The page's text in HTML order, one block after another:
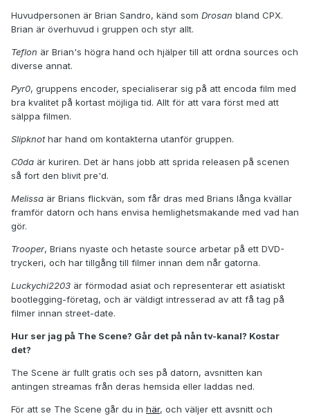
Huvudpersonen är Brian Sandro, känd som Drosan bland CPX.
Brian är överhuvud i gruppen och styr allt.
Teflon är Brian's högra hand och hjälper till att ordna sources och
diverse annat.
Pyr0, gruppens encoder, specialiserar sig på att encoda film med
bra kvalitet på kortast möjliga tid. Allt för att vara först med att
sälppa filmen.
Slipknothar hand om kontakterna utanför gruppen.
C0da är kuriren. Det är hans jobb att sprida releasen på scenen
så fort den blivit pre'd.
Melissa är Brians flickvän, som får dras med Brians långa kvällar
framför datorn och hans envisa hemlighetsmakande med vad han
gör.
Trooper, Brians nyaste och hetaste source arbetar på ett DVD-
tryckeri, och har tillgång till filmer innan dem når gatorna.
Luckychi2203 är förmodad asiat och representerar ett asiatiskt
bootlegging-företag, och är väldigt intresserad av att få tag på
filmer innan street-date.
Hur ser jag på The Scene? Går det på nån tv-kanal? Kostar
det?
The Scene är fullt gratis och ses på datorn, avsnitten kan
antingen streamas från deras hemsida eller laddas ned.
För att se The Scene går du in här, och väljer ett avsnitt och